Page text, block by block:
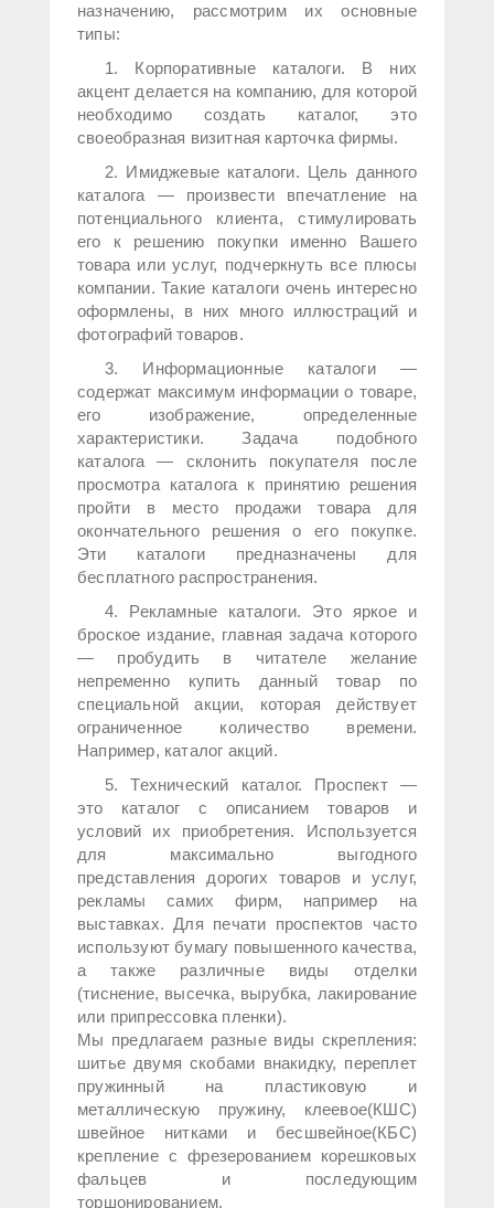
назначению, рассмотрим их основные
типы:
1. Корпоративные каталоги. В них
акцент делается на компанию, для которой
необходимо создать каталог, это
своеобразная визитная карточка фирмы.
2. Имиджевые каталоги. Цель данного
каталога — произвести впечатление на
потенциального клиента, стимулировать
его к решению покупки именно Вашего
товара или услуг, подчеркнуть все плюсы
компании. Такие каталоги очень интересно
оформлены, в них много иллюстраций и
фотографий товаров.
3. Информационные каталоги —
содержат максимум информации о товаре,
его изображение, определенные
характеристики. Задача подобного
каталога — склонить покупателя после
просмотра каталога к принятию решения
пройти в место продажи товара для
окончательного решения о его покупке.
Эти каталоги предназначены для
бесплатного распространения.
4. Рекламные каталоги. Это яркое и
броское издание, главная задача которого
— пробудить в читателе желание
непременно купить данный товар по
специальной акции, которая действует
ограниченное количество времени.
Например, каталог акций.
5. Технический каталог. Проспект —
это каталог с описанием товаров и
условий их приобретения. Используется
для максимально выгодного
представления дорогих товаров и услуг,
рекламы самих фирм, например на
выставках. Для печати проспектов часто
используют бумагу повышенного качества,
а также различные виды отделки
(тиснение, высечка, вырубка, лакирование
или припрессовка пленки).
Мы предлагаем разные виды скрепления:
шитье двумя скобами внакидку, переплет
пружинный на пластиковую и
металлическую пружину, клеевое(КШС)
швейное нитками и бесшвейное(КБС)
крепление с фрезерованием корешковых
фальцев и последующим
торшонированием.